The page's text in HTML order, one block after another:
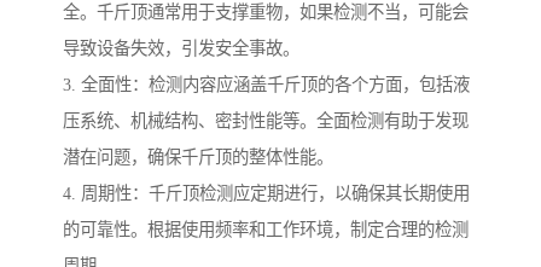
全。千斤顶通常用于支撑重物，如果检测不当，可能会
导致设备失效，引发安全事故。
3. 全面性：检测内容应涵盖千斤顶的各个方面，包括液
压系统、机械结构、密封性能等。全面检测有助于发现
潜在问题，确保千斤顶的整体性能。
4. 周期性：千斤顶检测应定期进行，以确保其长期使用
的可靠性。根据使用频率和工作环境，制定合理的检测